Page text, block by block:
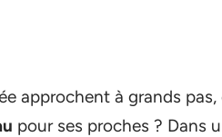
approchent à grands
pour ses proches ? Dans